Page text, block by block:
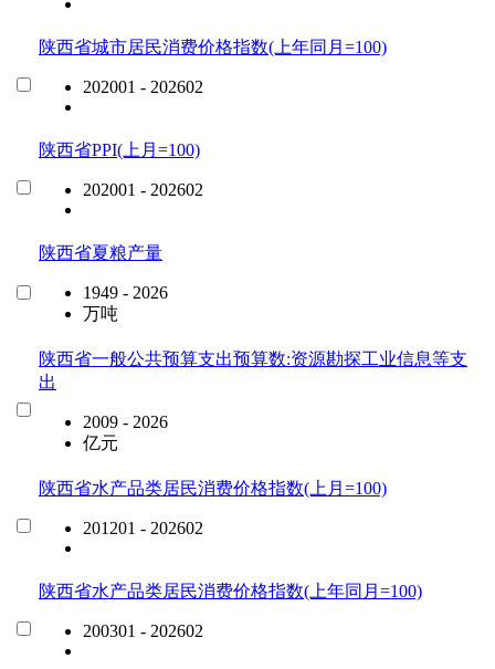
陕西省城市居民消费价格指数(上年同月=100)
202001 - 202602
陕西省PPI(上月=100)
202001 - 202602
陕西省夏粮产量
1949 - 2026
万吨
陕西省一般公共预算支出预算数:资源勘探工业信息等支
出
2009 - 2026
亿元
陕西省水产品类居民消费价格指数(上月=100)
201201 - 202602
陕西省水产品类居民消费价格指数(上年同月=100)
200301 - 202602